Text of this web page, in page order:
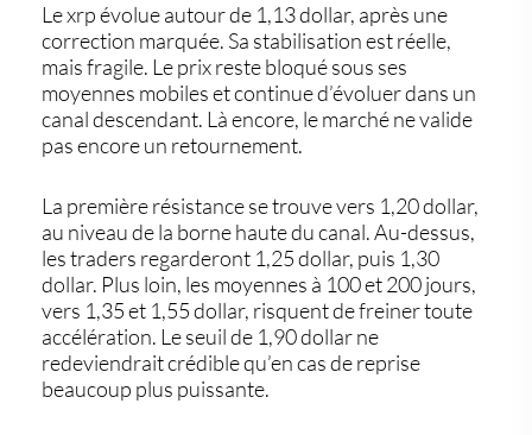
Lexrpévolue autour de 1,13 dollar, après une
correction marquée. Sa stabilisation est réelle,
mais fragile. Le prix reste bloqué sous ses
moyennes mobiles et continue d’évoluer dans un
canal descendant. Là encore, le marché ne valide
pas encore un retournement.
La première résistance se trouve vers 1,20 dollar,
au niveau de la borne haute du canal. Au-dessus,
les traders regarderont 1,25 dollar, puis 1,30
dollar. Plus loin, les moyennes à 100 et 200 jours,
vers 1,35 et 1,55 dollar, risquent de freiner toute
accélération. Le seuil de 1,90 dollar ne
redeviendrait crédible qu’en cas de reprise
beaucoup plus puissante.